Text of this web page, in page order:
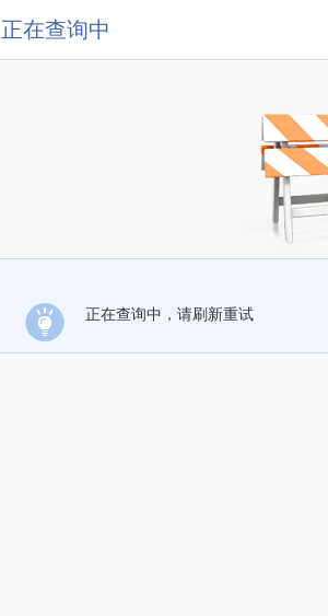
正在查询中
正在查询中，请刷新重试